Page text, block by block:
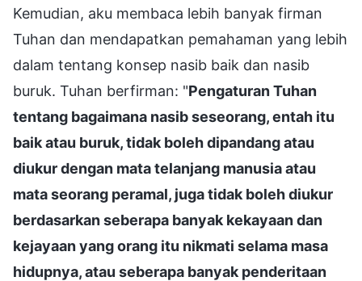
Kemudian, aku membaca lebih banyak firman
Tuhan dan mendapatkan pemahaman yang lebih
dalam tentang konsep nasib baik dan nasib
buruk. Tuhan berfirman: "Pengaturan Tuhan
tentang bagaimana nasib seseorang, entah itu
baik atau buruk, tidak boleh dipandang atau
diukur dengan mata telanjang manusia atau
mata seorang peramal, juga tidak boleh diukur
berdasarkan seberapa banyak kekayaan dan
kejayaan yang orang itu nikmati selama masa
hidupnya, atau seberapa banyak penderitaan